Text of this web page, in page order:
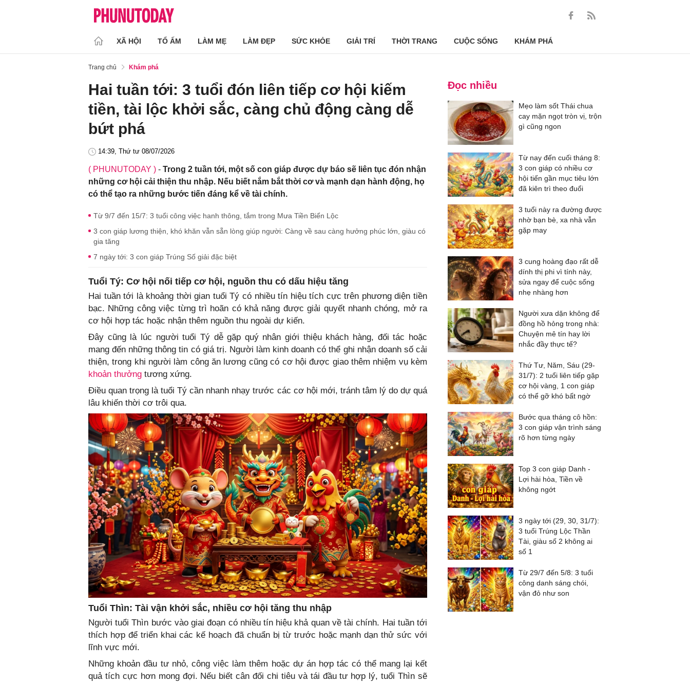
XÃ HỘI TỔ ẤM LÀM MẸ LÀM ĐẸP SỨC KHỎE GIẢI TRÍ THỜI TRANG CUỘC SỐNG KHÁM PHÁ
Trang chủ Khám phá
Hai tuần tới: 3 tuổi đón liên tiếp cơ hội kiếm
tiền, tài lộc khởi sắc, càng chủ động càng dễ
bứt phá
14:39, Thứ tư 08/07/2026
( PHUNUTODAY ) - Trong 2 tuần tới, một số con giáp được dự báo sẽ liên tục đón nhận
những cơ hội cải thiện thu nhập. Nếu biết nắm bắt thời cơ và mạnh dạn hành động, họ
có thể tạo ra những bước tiến đáng kể về tài chính.
Từ 9/7 đến 15/7: 3 tuổi công việc hanh thông, tắm trong Mưa Tiền Biển Lộc
3 con giáp lương thiện, khó khăn vẫn sẵn lòng giúp người: Càng về sau càng hưởng phúc lớn, giàu có
gia tăng
7 ngày tới: 3 con giáp Trúng Số giải đặc biệt
Tuổi Tý: Cơ hội nối tiếp cơ hội, nguồn thu có dấu hiệu tăng
Hai tuần tới là khoảng thời gian tuổi Tý có nhiều tín hiệu tích cực trên phương diện tiền
bạc. Những công việc từng trì hoãn có khả năng được giải quyết nhanh chóng, mở ra
cơ hội hợp tác hoặc nhận thêm nguồn thu ngoài dự kiến.
Đây cũng là lúc người tuổi Tý dễ gặp quý nhân giới thiệu khách hàng, đối tác hoặc
mang đến những thông tin có giá trị. Người làm kinh doanh có thể ghi nhận doanh số cải
thiện, trong khi người làm công ăn lương cũng có cơ hội được giao thêm nhiệm vụ kèm
khoản thưởng tương xứng.
Điều quan trọng là tuổi Tý cần nhanh nhạy trước các cơ hội mới, tránh tâm lý do dự quá
lâu khiến thời cơ trôi qua.
Tuổi Thìn: Tài vận khởi sắc, nhiều cơ hội tăng thu nhập
Người tuổi Thìn bước vào giai đoạn có nhiều tín hiệu khả quan về tài chính. Hai tuần tới
thích hợp để triển khai các kế hoạch đã chuẩn bị từ trước hoặc mạnh dạn thử sức với
lĩnh vực mới.
Những khoản đầu tư nhỏ, công việc làm thêm hoặc dự án hợp tác có thể mang lại kết
quả tích cực hơn mong đợi. Nếu biết cân đối chi tiêu và tái đầu tư hợp lý, tuổi Thìn sẽ
Đọc nhiều
Mẹo làm sốt Thái chua
cay mặn ngọt tròn vị, trộn
gì cũng ngon
Từ nay đến cuối tháng 8:
3 con giáp có nhiều cơ
hội tiến gần mục tiêu lớn
đã kiên trì theo đuổi
3 tuổi này ra đường được
nhờ bạn bè, xa nhà vẫn
gặp may
3 cung hoàng đạo rất dễ
dính thị phi vì tính này,
sửa ngay để cuộc sống
nhẹ nhàng hơn
Người xưa dặn không để
đồng hồ hỏng trong nhà:
Chuyện mê tín hay lời
nhắc đầy thực tế?
Thứ Tư, Năm, Sáu (29-
31/7): 2 tuổi liên tiếp gặp
cơ hội vàng, 1 con giáp
có thể gỡ khó bất ngờ
Bước qua tháng cô hồn:
3 con giáp vận trình sáng
rõ hơn từng ngày
Top 3 con giáp Danh -
Lợi hài hòa, Tiền về
không ngớt
3 ngày tới (29, 30, 31/7):
3 tuổi Trúng Lộc Thần
Tài, giàu số 2 không ai
số 1
Từ 29/7 đến 5/8: 3 tuổi
công danh sáng chói,
vận đỏ như son